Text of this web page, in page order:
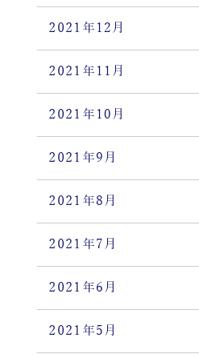
2021年12月
2021年11月
2021年10月
2021年9月
2021年8月
2021年7月
2021年6月
2021年5月